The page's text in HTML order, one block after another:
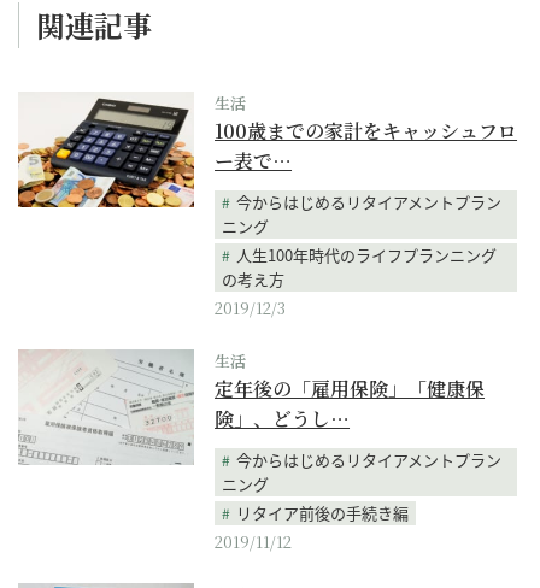
関連記事
生活
100歳までの家計をキャッシュフロ
ー表で…
今からはじめるリタイアメントプラン
ニング
人生100年時代のライフプランニング
の考え方
2019/12/3
生活
定年後の「雇用保険」「健康保
険」、どうし…
今からはじめるリタイアメントプラン
ニング
リタイア前後の手続き編
2019/11/12